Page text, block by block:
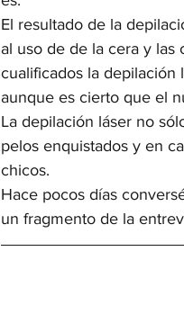
El resultado de la
al uso de de la cera y las
cualificados la depilación
aunque es cierto que el
La depilación láser no
pelos enquistados y en
chicos.
Hace pocos días
un fragmento de la